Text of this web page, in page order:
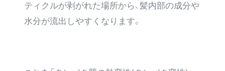
ティクルが剥がれた場所から、髪内部の成分や
水分が流出しやすくなります。